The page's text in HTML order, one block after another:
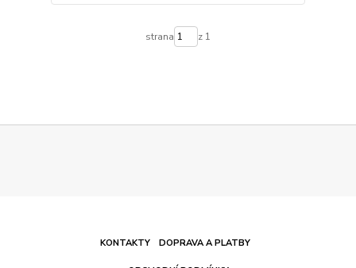
strana z 1
KONTAKTY DOPRAVA A PLATBY